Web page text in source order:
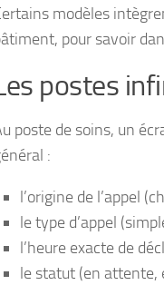
modèles
pour savoir
postes
poste de soins, un
:
l’origine de l’appel
le type d’appel
l’heure exacte de
le statut (en attente,